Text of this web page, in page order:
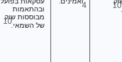
10
4
ובהתאמות
מבוססות שוק
של השמאי.10